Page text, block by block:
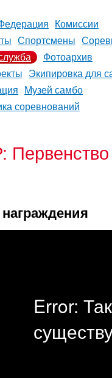
Комиссии
Спортсмены
Фотоархив
Экипировка для
Музей самбо
соревнований